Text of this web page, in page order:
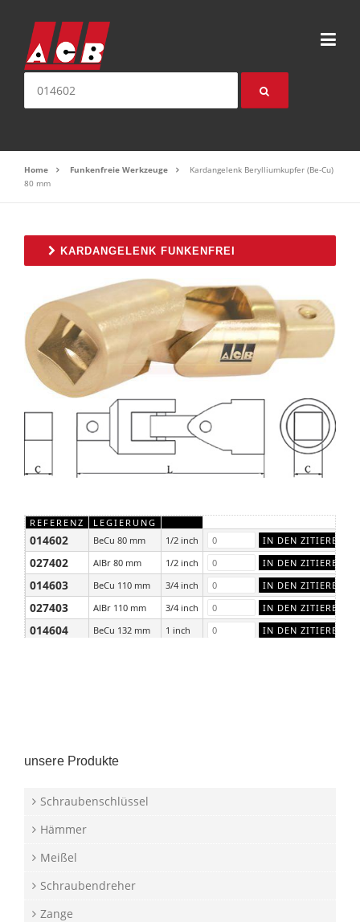
Home Funkenfreie Werkzeuge
Kardangelenk Berylliumkupfer (Be-Cu)
80 mm
KARDANGELENK FUNKENFREI
REFERENZ LEGIERUNG
014602 BeCu 80 mm 1/2 inch
027402 AlBr 80 mm 1/2 inch
014603 BeCu 110 mm 3/4 inch
027403 AlBr 110 mm 3/4 inch
014604 BeCu 132 mm 1 inch
unsere Produkte
Schraubenschlüssel
Hämmer
Meißel
Schraubendreher
Zange